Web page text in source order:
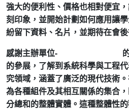
強大的便利性、價格也相對便宜
刻印象，並開始計劃如何應用讓
紛留下資料、名片，並期待在會
感謝主辦單位-
的參展，了解到系統科學與工程
究領域，涵蓋了廣泛的現代技術
為各種組件及其相互關係的集合
分總和的整體實體。這種整體性